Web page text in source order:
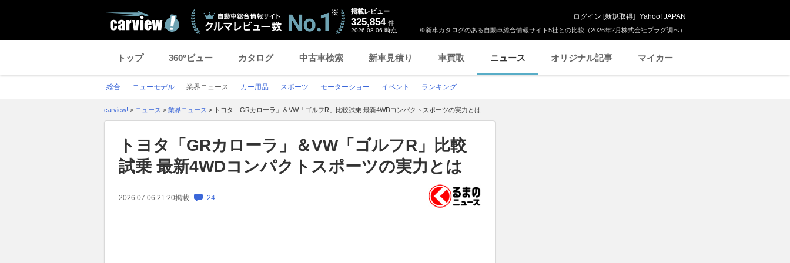
※新車カタログのある自動車総合情報サイト5社との比較（2026年2月株式会社プラグ調べ）
掲載レビュー
325,854 件
2026.08.06 時点
ログイン [新規取得] Yahoo! JAPAN
トップ 360°ビュー カタログ 中古車検索 新車見積り 車買取 ニュース オリジナル記事 マイカー
総合 ニューモデル 業界ニュース カー用品 スポーツ モーターショー イベント ランキング
carview! > ニュース > 業界ニュース > トヨタ「GRカローラ」＆VW「ゴルフR」比較試乗 最新4WDコンパクトスポーツの実力とは
トヨタ「GRカローラ」＆VW「ゴルフR」比較
試乗 最新4WDコンパクトスポーツの実力とは
2026.07.06 21:20掲載 24